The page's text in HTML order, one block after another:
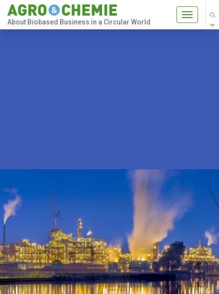
Toggle
About Biobased Business in a Circular World